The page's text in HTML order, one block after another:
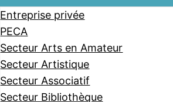
Entreprise privée
PECA
Secteur Arts en Amateur
Secteur Artistique
Secteur Associatif
Secteur Bibliothèque